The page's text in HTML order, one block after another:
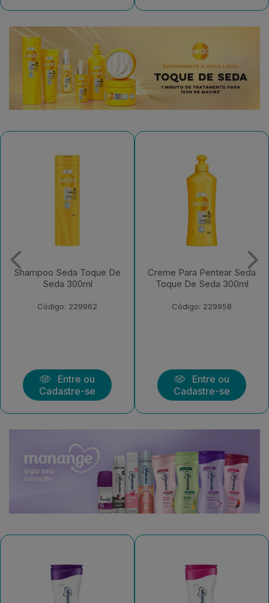
Creme Para Pentear Seda
Toque De Seda 300ml
Código: 229958
Entre ou
Cadastre-se
Condicionador Seda
Toque De Seda 250ml
Código: 229956
Entre ou
Cadastre-se